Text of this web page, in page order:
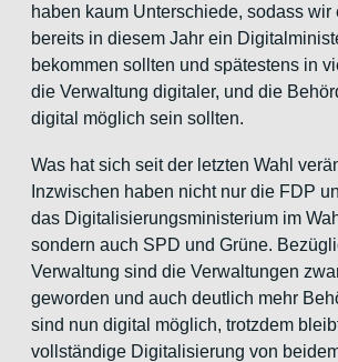
haben kaum Unterschiede, sodass wir
bereits in diesem Jahr ein
bekommen sollten und spätestens in
die Verwaltung digitaler, und die
digital möglich sein sollten.
Was hat sich seit der letzten Wahl
Inzwischen haben nicht nur die FDP
das Digitalisierungsministerium im
sondern auch SPD und Grüne.
Verwaltung sind die Verwaltungen
geworden und auch deutlich mehr
sind nun digital möglich, trotzdem
vollständige Digitalisierung von